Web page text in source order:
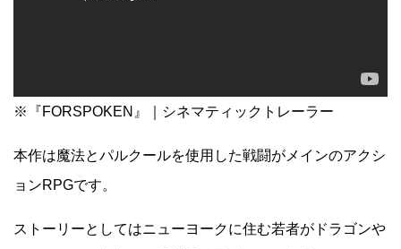
※『FORSPOKEN』｜シネマティックトレーラー
本作は魔法とパルクールを使用した戦闘がメインのアクシ
ョンRPGです。
ストーリーとしてはニューヨークに住む若者がドラゴンや